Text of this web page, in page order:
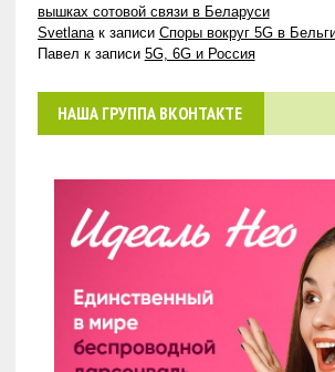
вышках сотовой связи в Беларуси
Svetlanaк записи Споры вокруг 5G в
Павел к записи 5G, 6G и Россия
НАША ГРУППА ВКОНТАКТЕ